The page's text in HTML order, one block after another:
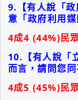
9.【有人說「
意「政府利用
4成4 (44%)民
10.【有人說「
而言，請問您
4成5 (45%)民